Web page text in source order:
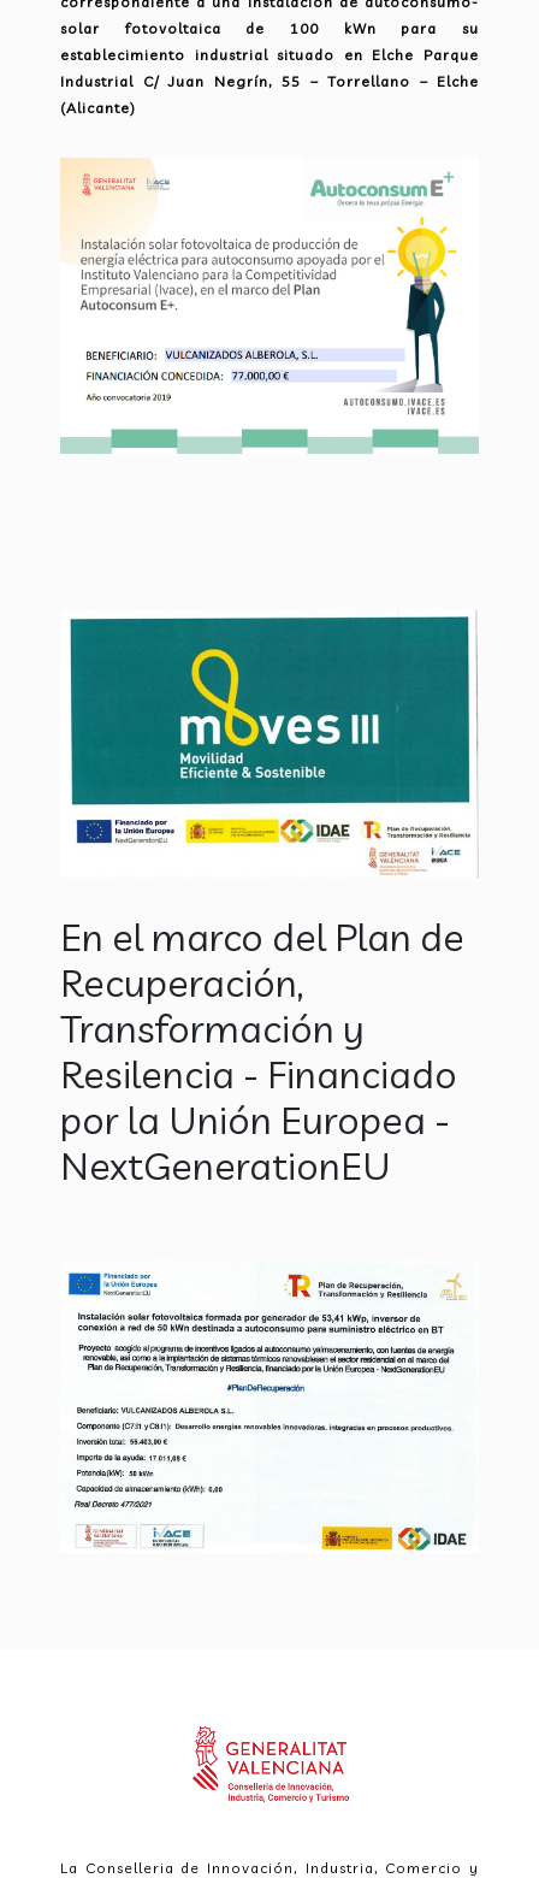
solar fotovoltaica de 100 kWn para su
establecimiento industrial situado en Elche Parque
Industrial C/ Juan Negrín, 55 – Torrellano – Elche
(Alicante)
En el marco del Plan de
Recuperación,
Transformación y
Resilencia - Financiado
por la Unión Europea -
NextGenerationEU
La Conselleria de Innovación, Industria, Comercio y